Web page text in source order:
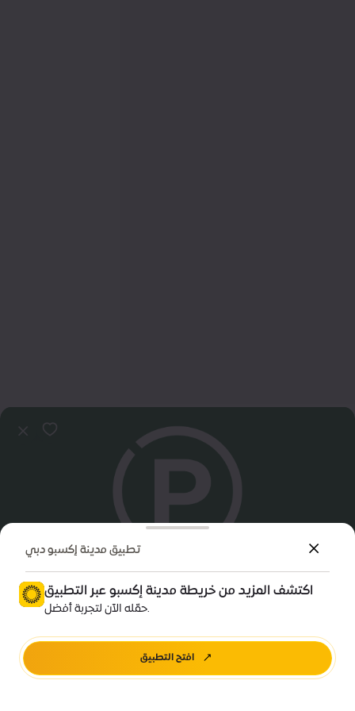
معلومات تهمك
تطبيق مدينة إكسبو دبي
اكتشف المزيد من خريطة مدينة إكسبو عبر التطبيق
حمّله الآن لتجربة أفضل.
افتح التطبيق